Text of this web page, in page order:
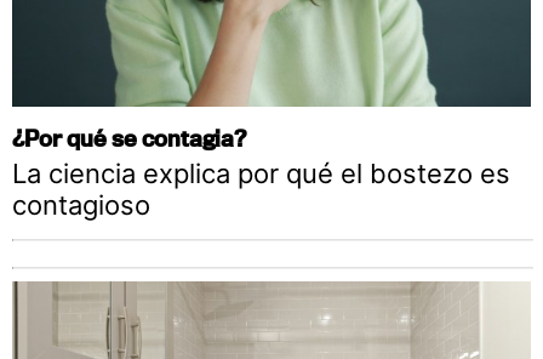
¿Por qué se contagia?
La ciencia explica por qué el bostezo es
contagioso